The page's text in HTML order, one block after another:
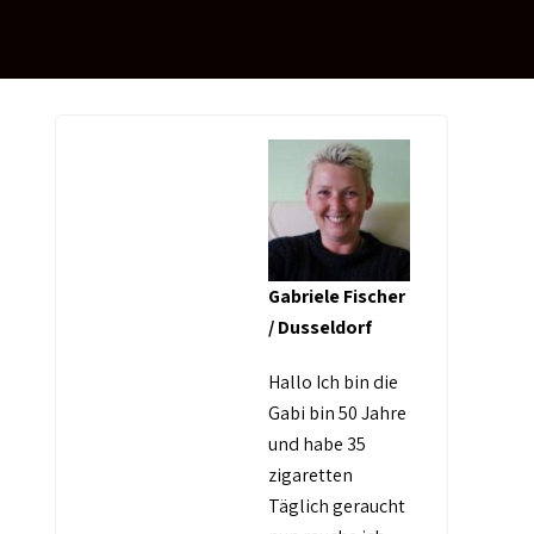
Gabriele Fischer
/ Dusseldorf
Hallo Ich bin die
Gabi bin 50 Jahre
und habe 35
zigaretten
Täglich geraucht